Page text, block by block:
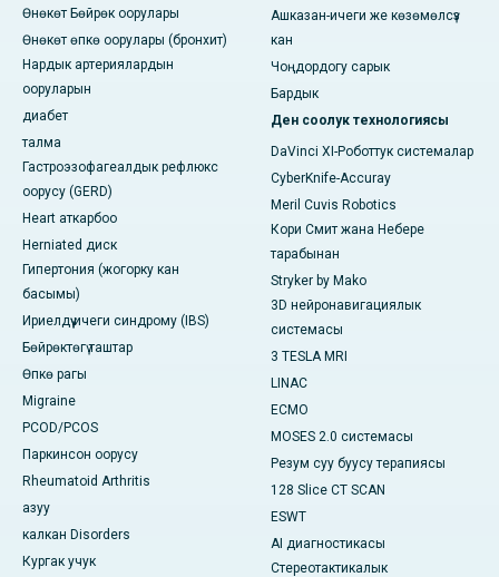
Өнөкөт Бөйрөк оорулары
Өнөкөт өпкө оорулары (бронхит)
Нардык артериялардын
ооруларын
диабет
талма
Гастроэзофагеалдык рефлюкс
оорусу (GERD)
Heart аткарбоо
Herniated диск
Гипертония (жогорку кан
басымы)
Ириелдүү ичеги синдрому (IBS)
Бөйрөктөгү таштар
Өпкө рагы
Migraine
PCOD/PCOS
Паркинсон оорусу
Rheumatoid Arthritis
азуу
калкан Disorders
Кургак учук
Ашказан-ичеги же көзөмөлсүз
кан
Чоңдордогу сарык
Бардык
Ден соолук технологиясы
DaVinci XI-Роботтук системалар
CyberKnife-Accuray
Meril Cuvis Robotics
Кори Смит жана Небере
тарабынан
Stryker by Mako
3D нейронавигациялык
системасы
3 TESLA MRI
LINAC
ECMO
MOSES 2.0 системасы
Резум суу буусу терапиясы
128 Slice CT SCAN
ESWT
AI диагностикасы
Стереотактикалык